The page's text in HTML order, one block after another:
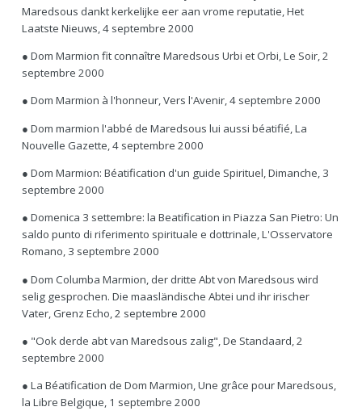
Maredsous dankt kerkelijke eer aan vrome reputatie, Het
Laatste Nieuws, 4 septembre 2000
● Dom Marmion fit connaître Maredsous Urbi et Orbi, Le Soir, 2
septembre 2000
● Dom Marmion à l'honneur, Vers l'Avenir, 4 septembre 2000
● Dom marmion l'abbé de Maredsous lui aussi béatifié, La
Nouvelle Gazette, 4 septembre 2000
● Dom Marmion: Béatification d'un guide Spirituel, Dimanche, 3
septembre 2000
● Domenica 3 settembre: la Beatification in Piazza San Pietro: Un
saldo punto di riferimento spirituale e dottrinale, L'Osservatore
Romano, 3 septembre 2000
● Dom Columba Marmion, der dritte Abt von Maredsous wird
selig gesprochen. Die maasländische Abtei und ihr irischer
Vater, Grenz Echo, 2 septembre 2000
● "Ook derde abt van Maredsous zalig", De Standaard, 2
septembre 2000
● La Béatification de Dom Marmion, Une grâce pour Maredsous,
la Libre Belgique, 1 septembre 2000